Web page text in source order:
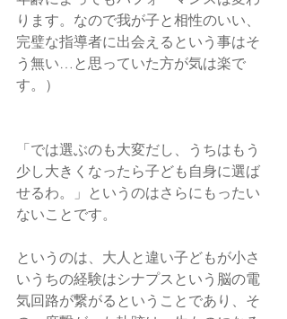
ります。なので我が子と相性のいい、
完璧な指導者に出会えるという事はそ
う無い…と思っていた方が気は楽で
す。）
「では選ぶのも大変だし、うちはもう
少し大きくなったら子ども自身に選ば
せるわ。」というのはさらにもったい
ないことです。
というのは、大人と違い子どもが小さ
いうちの経験はシナプスという脳の電
気回路が繋がるということであり、そ